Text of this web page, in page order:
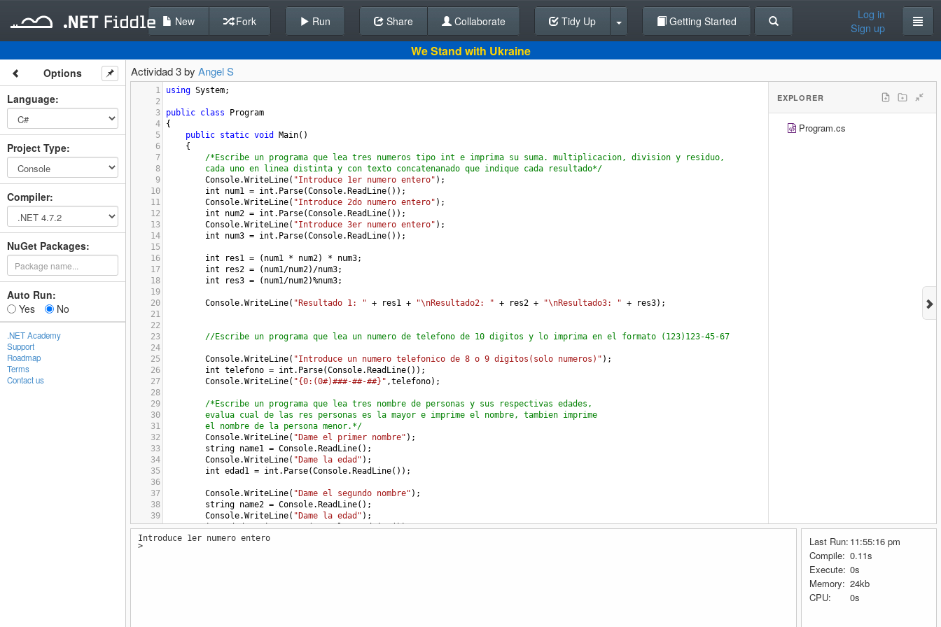
Back To Editor
New Fork Run Share Collaborate Tidy Up Getting Started
Log in
Sign up
We Stand with Ukraine
Options
Language:
Project Type:
Compiler:
NuGet Packages:
Auto Run:
Yes
No
.NET Academy
Support
Roadmap
Terms
Contact us
Actividad 3 by Angel S
1 using System;
2
3
public class
Program
4
{
5
public static void Main()
6
{
7
/*Escribe un programa que lea tres numeros tipo int e imprima su suma. multiplicacion, division y residuo,
8
cada uno en linea distinta y con texto concatenanado que indique cada resultado*/
9
Console.WriteLine( "Introduce 1er numero entero" );
10
int num1 = int . Parse(Console. ReadLine());
11
Console.WriteLine( "Introduce 2do numero entero" );
12
int num2 = int . Parse(Console. ReadLine());
13
Console.WriteLine( "Introduce 3er numero entero" );
14
int num3 = int . Parse(Console. ReadLine());
15
16
int res1 = ( num1 * num2) * num3;
17
int res2 = ( num1/num2) /num3;
18
int res3 = ( num1/num2)%num3;
19
20
Console.WriteLine( "Resultado 1: " + res1 + "\nResultado2: " + res2 + "\nResultado3: " + res3);
21
22
23
//Escribe un programa que lea un numero de telefono de 10 digitos y lo imprima en el formato (123)123-45-67
24
25
Console.WriteLine( "Introduce un numero telefonico de 8 o 9 digitos(solo numeros)" );
26
int telefono = int . Parse(Console. ReadLine());
27
Console.WriteLine( "{0:(0#)###-##-##}" ,telefono);
28
29
/*Escribe un programa que lea tres nombre de personas y sus respectivas edades,
30
evalua cual de las res personas es la mayor e imprime el nombre, tambien imprime
31
el nombre de la persona menor.*/
32
Console.WriteLine( "Dame el primer nombre" );
33
string name1 = Console. ReadLine();
34
Console.WriteLine( "Dame la edad" );
35
int edad1 = int . Parse(Console. ReadLine());
36
37
Console.WriteLine( "Dame el segundo nombre" );
38
string name2 = Console. ReadLine();
39
Console.WriteLine( "Dame la edad" );
40
int edad2 = int.Parse(Console.ReadLine());
41
EXPLORER
Program.cs
Introduce 1er numero entero
> Last Run: 11:55:16 pm
Compile: 0.11s
Execute: 0s
Memory: 24kb
CPU:
0s